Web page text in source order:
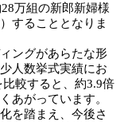
万組の新郎新婦様
することとなりま
ングがあらたな形
人数挙式実績にお
較すると、約3.9倍
あがっています。
を踏まえ、今後さ